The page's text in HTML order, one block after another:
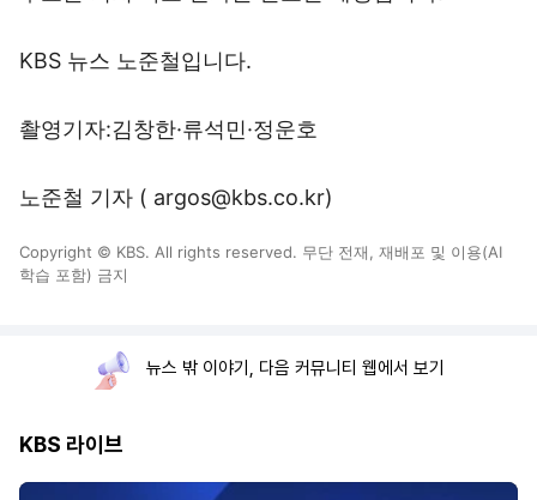
KBS 뉴스 노준철입니다.
촬영기자:김창한·류석민·정운호
노준철 기자 ( argos@kbs.co.kr)
Copyright © KBS. All rights reserved. 무단 전재, 재배포 및 이용(AI
학습 포함) 금지
뉴스 밖 이야기, 다음 커뮤니티 웹에서 보기
KBS 라이브